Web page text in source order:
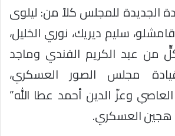
الجديدة للمجلس كلاً من: ليلوى
قامشلو، سليم ديريك، نوري الخليل،
من عبد الكريم الفندي وماجد
مجلس الصور العسكري،
وعزّ الدين أحمد عطا الله”
العسكري.